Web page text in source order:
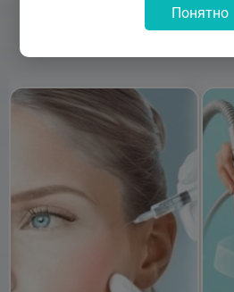
Понятно